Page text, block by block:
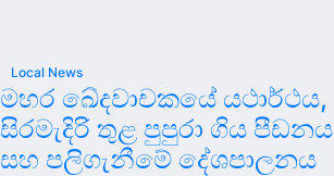
Local News
මහර ඛේදවාචකයේ යථාර්ථය,
සිරමැදිරි තුළ පුපුරා ගිය පීඩනය
සහ පලිගැනීමේ දේශපාලනය